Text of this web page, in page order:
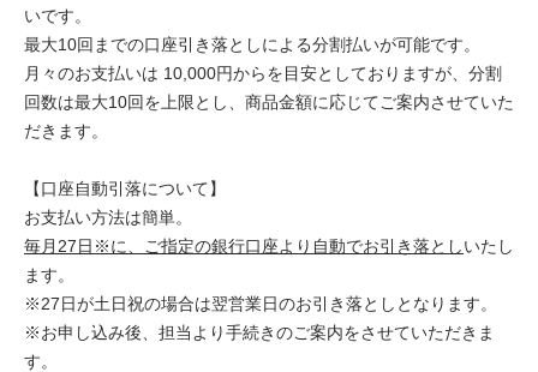
いです。
最大10回までの口座引き落としによる分割払いが可能です。
月々のお支払いは 10,000円からを目安としておりますが、分割
回数は最大10回を上限とし、商品金額に応じてご案内させていた
だきます。
【口座自動引落について】
お支払い方法は簡単。
毎月27日※に、ご指定の銀行口座より自動でお引き落としいたし
ます。
※27日が土日祝の場合は翌営業日のお引き落としとなります。
※お申し込み後、担当より手続きのご案内をさせていただきま
す。